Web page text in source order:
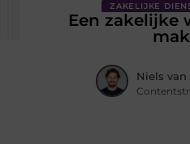
ZAKELIJKE
Een zakelijke
Niels van